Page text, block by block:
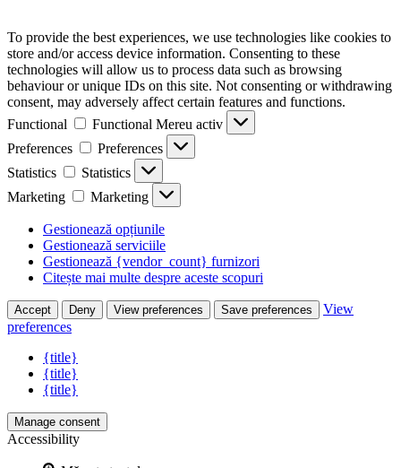
To provide the best experiences, we use technologies like cookies to
store and/or access device information. Consenting to these
technologies will allow us to process data such as browsing
behaviour or unique IDs on this site. Not consenting or withdrawing
consent, may adversely affect certain features and functions.
Functional
Functional Mereu activ
Preferences
Preferences
Statistics
Statistics
Marketing
Marketing
Gestionează opțiunile
Gestionează serviciile
Gestionează {vendor_count} furnizori
Citește mai multe despre aceste scopuri
Accept Deny View preferences Save preferences
View
preferences
{title}
{title}
{title}
Manage consent
Accessibility